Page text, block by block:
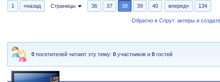
1 «назад Страницы 36 37 38 39 40 вперед» 134
Обратно в Спрут: актеры и
0 посетителей читают эту тему:0 участников и0 гостей